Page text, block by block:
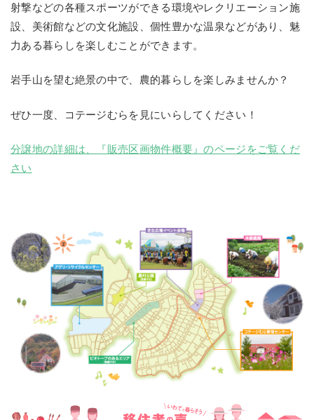
射撃などの各種スポーツができる環境やレクリエーション施
設、美術館などの文化施設、個性豊かな温泉などがあり、魅
力ある暮らしを楽しむことができます。
岩手山を望む絶景の中で、農的暮らしを楽しみませんか？
ぜひ一度、コテージむらを見にいらしてください！
分譲地の詳細は、『販売区画物件概要』のページをご覧くだ
さい